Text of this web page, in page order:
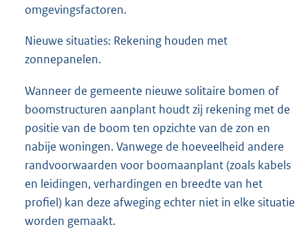
omgevingsfactoren.
Nieuwe situaties: Rekening houden met
zonnepanelen.
Wanneer de gemeente nieuwe solitaire bomen of
boomstructuren aanplant houdt zij rekening met de
positie van de boom ten opzichte van de zon en
nabije woningen. Vanwege de hoeveelheid andere
randvoorwaarden voor boomaanplant (zoals kabels
en leidingen, verhardingen en breedte van het
profiel) kan deze afweging echter niet in elke situatie
worden gemaakt.